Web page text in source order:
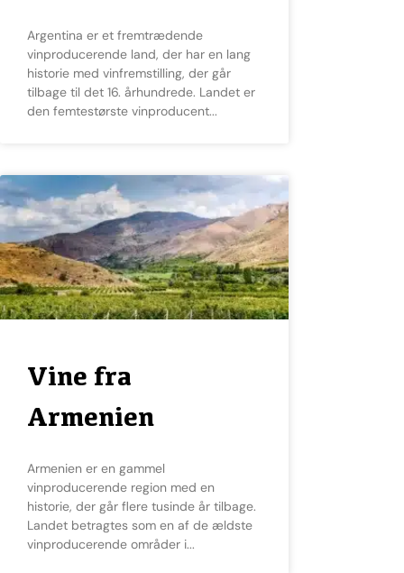
Argentina er et fremtrædende
vinproducerende land, der har en lang
historie med vinfremstilling, der går
tilbage til det 16. århundrede. Landet er
den femtestørste vinproducent
Vine fra
Armenien
Armenien er en gammel
vinproducerende region med en
historie, der går flere tusinde år tilbage.
Landet betragtes som en af de ældste
vinproducerende områder i